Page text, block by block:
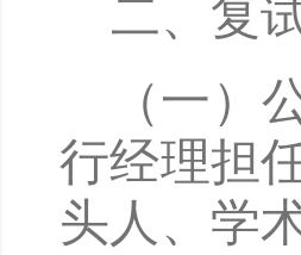
二、复
（一）
行经理担
头人、学